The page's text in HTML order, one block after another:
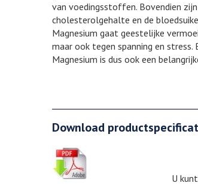
van voedingsstoffen. Bovendien
cholesterolgehalte en de
Magnesium gaat geestelijke
maar ook tegen spanning en
Magnesium is dus ook een
Download
U